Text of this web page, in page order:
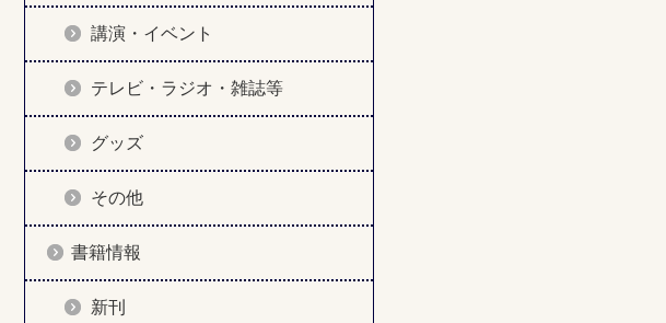
講演・イベント
テレビ・ラジオ・雑誌等
グッズ
その他
書籍情報
新刊